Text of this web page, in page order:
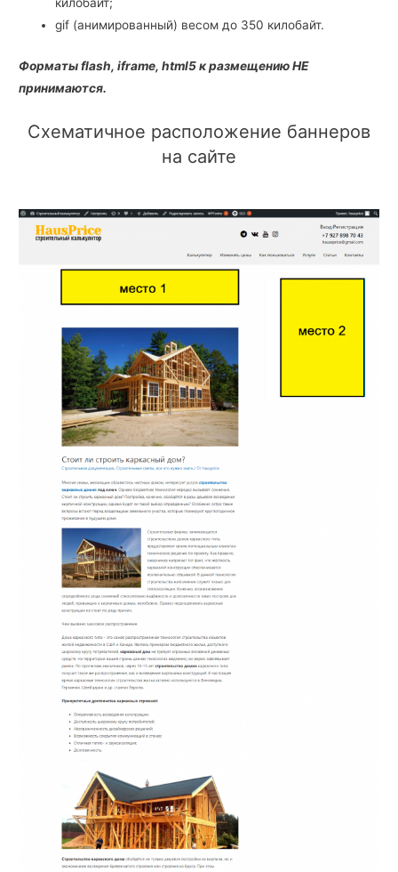
gif (анимированный) весом до 350 килобайт.
Форматы flash, iframe, html5 к размещению НЕ
принимаются.
Схематичное расположение баннеров
на сайте